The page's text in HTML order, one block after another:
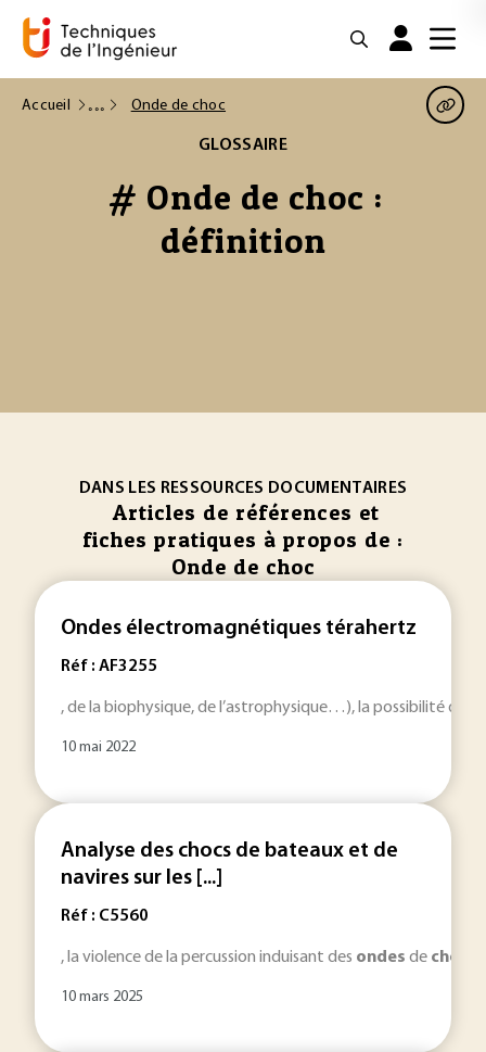
Accueil Onde de choc
GLOSSAIRE
# Onde de choc :
définition
DANS LES RESSOURCES DOCUMENTAIRES
Articles de références et
fiches pratiques à propos de :
Onde de choc
Ondes électromagnétiques térahertz
Réf : AF3255
, de la biophysique, de l’astrophysique…), la possibilité de
10 mai 2022
Analyse des chocs de bateaux et de
navires sur les [...]
Réf : C5560
, la violence de la percussion induisant des ondes de choc
10 mars 2025